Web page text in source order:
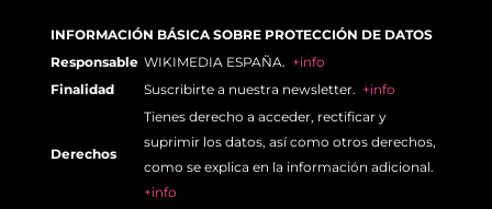
INFORMACIÓN BÁSICA SOBRE PROTECCIÓN DE DATOS
Responsable WIKIMEDIA ESPAÑA. +info
Finalidad
Suscribirte a nuestra newsletter. +info
Derechos
Tienes derecho a acceder, rectificar y
suprimir los datos, así como otros derechos,
como se explica en la información adicional.
+info